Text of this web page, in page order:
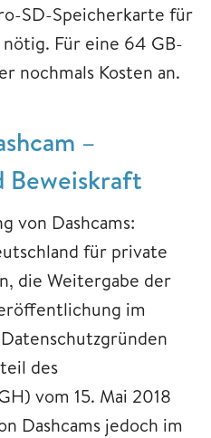
SD-Speicherkarte für
Für eine 64 GB-
nochmals Kosten an.
–
Beweiskraft
von Dashcams:
für private
die Weitergabe der
im
des
vom 15. Mai 2018
Dashcams jedoch im